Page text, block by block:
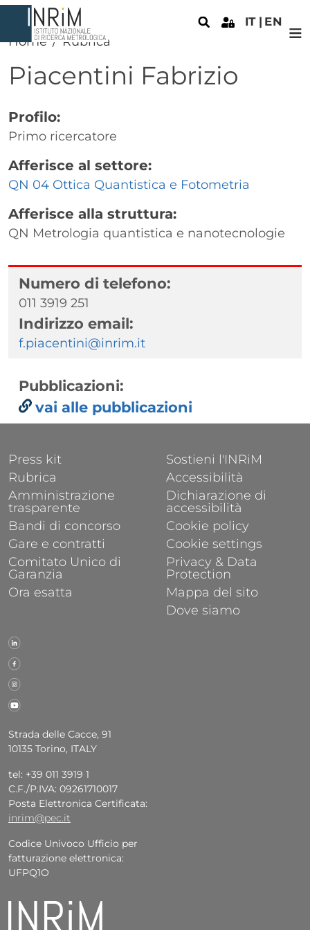
Salta al contenuto principale
IT EN
Home Rubrica
Piacentini Fabrizio
Profilo:
Primo ricercatore
Afferisce al settore:
QN 04 Ottica Quantistica e Fotometria
Afferisce alla struttura:
QN Metrologia quantistica e nanotecnologie
Numero di telefono:
011 3919 251
Indirizzo email:
f.piacentini@inrim.it
Pubblicazioni:
vai alle pubblicazioni
Strada delle Cacce, 91
10135 Torino, ITALY
tel: +39 011 3919 1
C.F./P.IVA: 09261710017
Posta Elettronica Certificata:
inrim@pec.it
Codice Univoco Ufficio per
fatturazione elettronica:
UFPQ1O
FOOTER 1
Press kit
Rubrica
Amministrazione
trasparente
Bandi di concorso
Gare e contratti
Comitato Unico di
Garanzia
Ora esatta
FOOTER 2
Sostieni l'INRiM
Accessibilità
Dichiarazione di
accessibilità
Cookie policy
Cookie settings
Privacy & Data
Protection
Mappa del sito
Dove siamo